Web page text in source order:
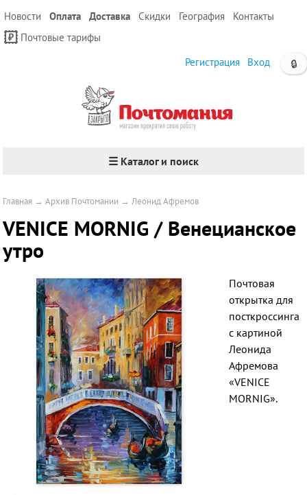
Новости Оплата Доставка Скидки География
Контакты
Почтовые тарифы
🔒
Регистрация Вход
☰ Каталог и поиск
Главная →Архив Почтомании →Леонид Афремов
VENICE MORNIG / Венецианское
утро
Почтовая
открытка для
посткроссинга
с картиной
Леонида
Афремова
«VENICE
MORNIG».